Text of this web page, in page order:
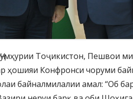
Тоҷикистон, Пешвои
ҳошияи Конфронси чоруми
байналмилалии амал: “Об